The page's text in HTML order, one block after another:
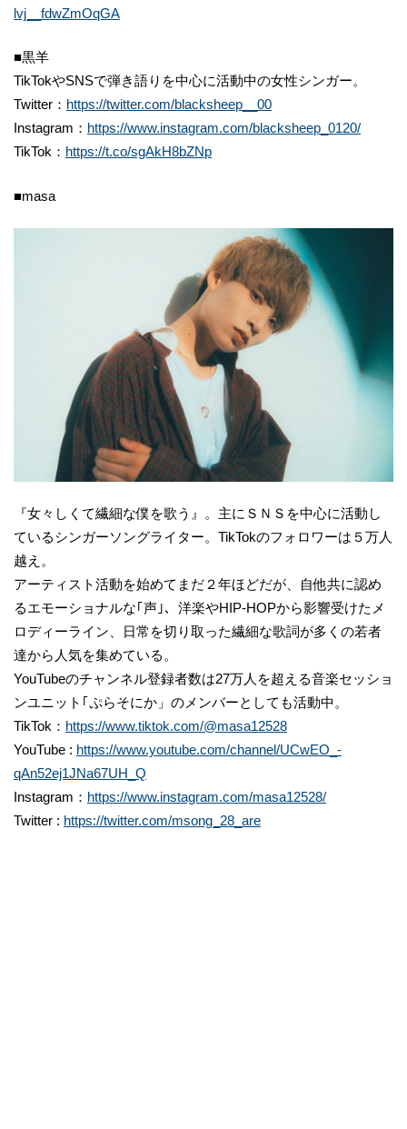
lvj__fdwZmOqGA
■黒羊
TikTokやSNSで弾き語りを中心に活動中の女性シンガー。
Twitter： https://twitter.com/blacksheep__00
Instagram： https://www.instagram.com/blacksheep_0120/
TikTok： https://t.co/sgAkH8bZNp
■masa
『女々しくて繊細な僕を歌う』。主にＳＮＳを中心に活動し
ているシンガーソングライター。TikTokのフォロワーは５万人
越え。
アーティスト活動を始めてまだ２年ほどだが、自他共に認め
るエモーショナルな｢声｣、洋楽やHIP-HOPから影響受けたメ
ロディーライン、日常を切り取った繊細な歌詞が多くの若者
達から人気を集めている。
YouTubeのチャンネル登録者数は27万人を超える音楽セッショ
ンユニット｢ぷらそにか」のメンバーとしても活動中。
TikTok： https://www.tiktok.com/@masa12528
YouTube : https://www.youtube.com/channel/UCwEO_-
qAn52ej1JNa67UH_Q
Instagram： https://www.instagram.com/masa12528/
Twitter : https://twitter.com/msong_28_are